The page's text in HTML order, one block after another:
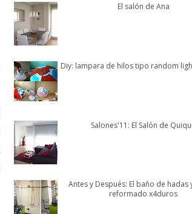
El salón de Ana
Diy: lampara de hilos tipo random
Salones'11: El Salón de
Antes y Después: El baño de hadas
reformado x4duros